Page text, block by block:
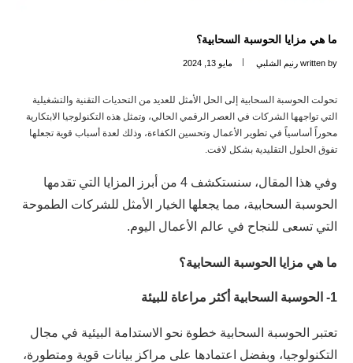
ما هي مزايا الحوسبة السحابية؟
written by رنيم الشلبي مايو 13, 2024
تحولت الحوسبة السحابية إلى الحل الأمثل للعديد من التحديات التقنية والتشغيلية
التي تواجهها الشركات في العصر الرقمي الحالي، وتمثل هذه التكنولوجيا الابتكارية
محوراً أساسياً في تطوير الأعمال وتحسين الكفاءة، وذلك لعدة أسباب قوية تجعلها
تفوق الحلول التقليدية بشكل لافت.
وفي هذا المقال، سنستكشف 4 من أبرز المزايا التي تقدمها
الحوسبة السحابية، مما يجعلها الخيار الأمثل للشركات الطموحة
التي تسعى للنجاح في عالم الأعمال اليوم.
ما هي مزايا الحوسبة السحابية؟
1- الحوسبة السحابية أكثر مراعاة للبيئة
تعتبر الحوسبة السحابية خطوة نحو الاستدامة البيئية في مجال
التكنولوجيا، وبفضل اعتمادها على مراكز بيانات قوية ومتطورة،